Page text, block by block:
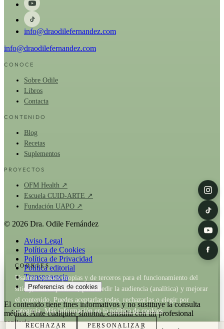
info@draodilefernandez.com
info@draodilefernandez.com
CONOCE
Sobre Odile
Libros
Contacta
CONTENIDO
Blog
Recetas
Suplementos
PROYECTOS
OFM Health ↗
Escuela CUID-ARTE ↗
Fundación UAPO ↗
© 2026 Dra. Odile Fernández
Aviso Legal
Política de Cookies
Política de Privacidad
Política editorial
Transparencia
Preferencias de cookies
El contenido tiene fines informativos y no sustituye la consulta
médica. Ante cualquier síntoma, consulta con un profesional
sanitario.
COOKIES
Usamos cookies propias y de terceros para el funcionamiento del
sitio y, con tu permiso, para medir la audiencia (analítica) y mejorar
el contenido. Puedes aceptarlas todas, rechazarlas o elegir por
categoría. Más información en lapolítica de cookies.
RECHAZAR
PERSONALIZAR